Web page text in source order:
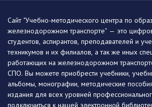
Сайт "Учебно-методического центра по
железнодорожном транспорте" — это
студентов, аспирантов, преподавателей и
техникумов и их филиалов, а так же иных
работающих на железнодорожном
СПО. Вы можете приобрести учебники,
альбомы, монографии, методические
издания для всех уровней
подключиться к нашей электронной